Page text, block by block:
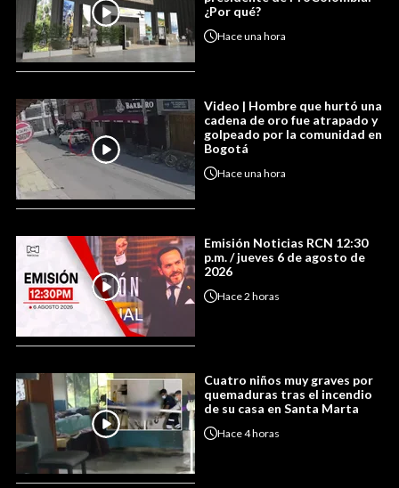
¿Por qué?
Haceuna hora
Video | Hombre que hurtó una
cadena de oro fue atrapado y
golpeado por la comunidad en
Bogotá
Haceuna hora
Emisión Noticias RCN 12:30
p.m. / jueves 6 de agosto de
2026
Hace2 horas
Cuatro niños muy graves por
quemaduras tras el incendio
de su casa en Santa Marta
Hace4 horas